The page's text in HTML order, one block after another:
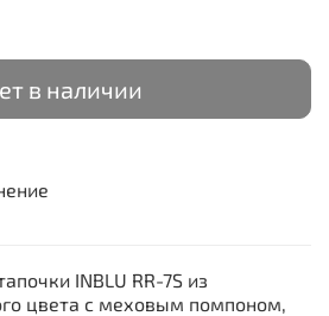
в наличии
INBLU RR-7S из
цвета с меховым помпоном,